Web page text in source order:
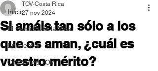
Inicio
El Sentido de la Vida
Encuentro
Oraciones TOV
Si amáis tan sólo a los
que os aman, ¿cuál es
vuestro mérito?
TOV-Costa Rica
27 nov 2024